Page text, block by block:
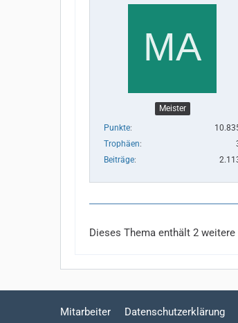
Meister
Punkte
Trophäen
Beiträge
Dieses Thema enthält 2
Mitarbeiter Datenschutzerklärung